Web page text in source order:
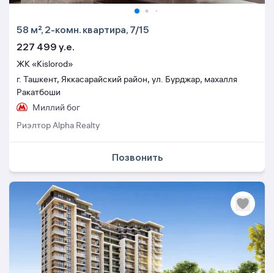
58 м², 2-комн. квартира, 7/15
227 499 y.e.
ЖК «Kislorod»
г. Ташкент, Яккасарайский район, ул. Бурджар, махалля
Ракатбоши
Миллий бог
Риэлтор Alpha Realty
Позвонить